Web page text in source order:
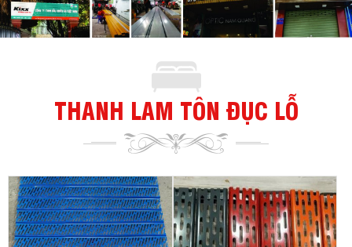
THANH LAM TÔN ĐỤC LỖ